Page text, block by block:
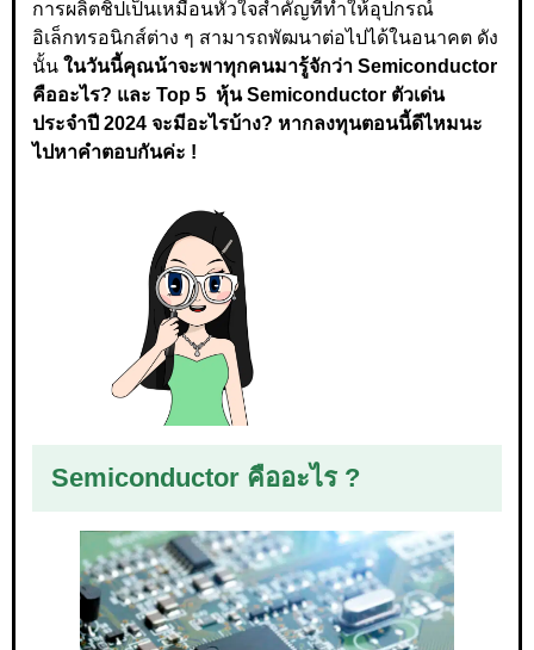
การผลิตชิปเป็นเหมือนหัวใจสำคัญที่ทำให้อุปกรณ์
อิเล็กทรอนิกส์ต่าง ๆ สามารถพัฒนาต่อไปได้ในอนาคต ดัง
นั้น ในวันนี้คุณน้าจะพาทุกคนมารู้จักว่า Semiconductor
คืออะไร? และ Top 5 หุ้น Semiconductor ตัวเด่น
ประจำปี 2024 จะมีอะไรบ้าง? หากลงทุนตอนนี้ดีไหมนะ
ไปหาคำตอบกันค่ะ !
Semiconductor คืออะไร ?